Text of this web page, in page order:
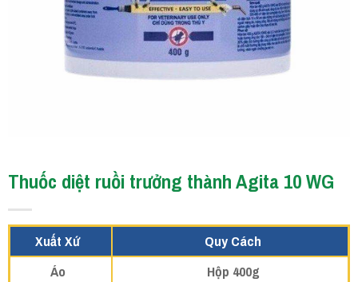
Thuốc diệt ruồi trưởng thành Agita 10 WG
Xuất Xứ
Quy Cách
Áo
Hộp 400g